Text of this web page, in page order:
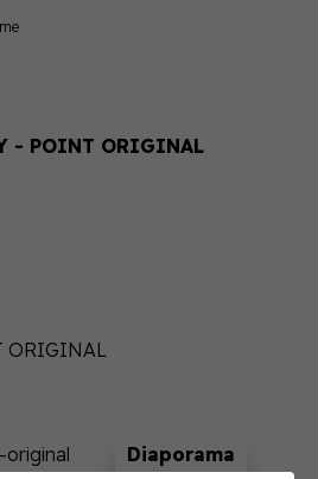
- POINT ORIGINAL
ORIGINAL